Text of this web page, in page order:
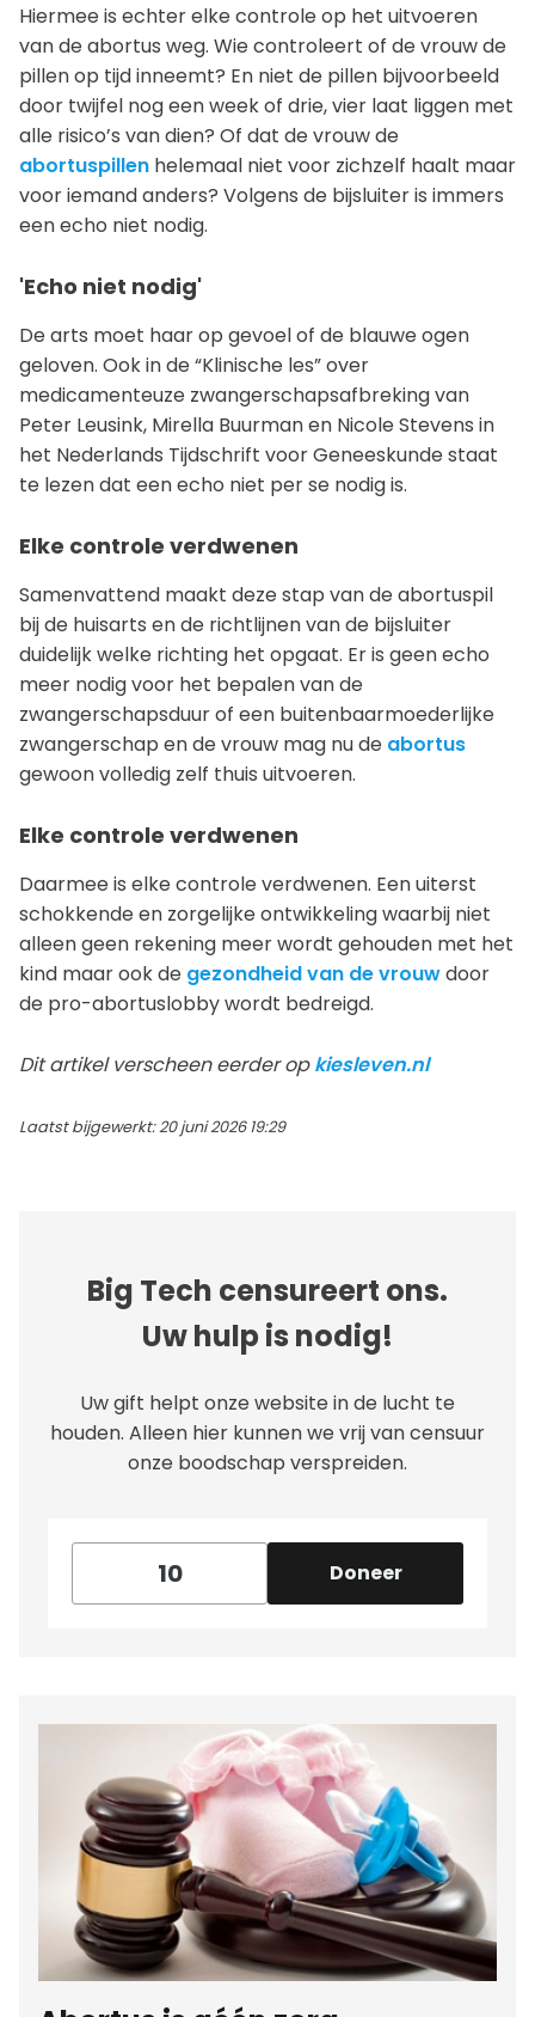
Hiermee is echter elke controle op het uitvoeren
van de abortus weg. Wie controleert of de vrouw de
pillen op tijd inneemt? En niet de pillen bijvoorbeeld
door twijfel nog een week of drie, vier laat liggen met
alle risico’s van dien? Of dat de vrouw de
abortuspillen helemaal niet voor zichzelf haalt maar
voor iemand anders? Volgens de bijsluiter is immers
een echo niet nodig.
'Echo niet nodig'
De arts moet haar op gevoel of de blauwe ogen
geloven. Ook in de “Klinische les” over
medicamenteuze zwangerschapsafbreking van
Peter Leusink, Mirella Buurman en Nicole Stevens in
het Nederlands Tijdschrift voor Geneeskunde staat
te lezen dat een echo niet per se nodig is.
Elke controle verdwenen
Samenvattend maakt deze stap van de abortuspil
bij de huisarts en de richtlijnen van de bijsluiter
duidelijk welke richting het opgaat. Er is geen echo
meer nodig voor het bepalen van de
zwangerschapsduur of een buitenbaarmoederlijke
zwangerschap en de vrouw mag nu de abortus
gewoon volledig zelf thuis uitvoeren.
Elke controle verdwenen
Daarmee is elke controle verdwenen. Een uiterst
schokkende en zorgelijke ontwikkeling waarbij niet
alleen geen rekening meer wordt gehouden met het
kind maar ook de gezondheid van de vrouwdoor
de pro-abortuslobby wordt bedreigd.
Dit artikel verscheen eerder opkiesleven.nl
Laatst bijgewerkt: 20 juni 2026 19:29
Big Tech censureert ons.
Uw hulp is nodig!
Uw gift helpt onze website in de lucht te
houden. Alleen hier kunnen we vrij van censuur
onze boodschap verspreiden.
Doneer